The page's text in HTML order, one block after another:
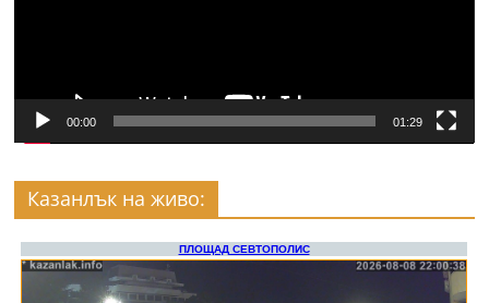
00:00 01:29
Казанлък на живо: